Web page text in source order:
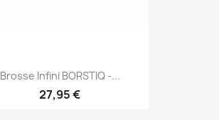
Brosse Infini BORSTIQ -...
27,95 €